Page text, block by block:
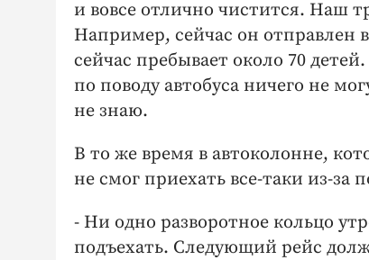
и вовсе отлично чистится. Наш
Например, сейчас он отправлен
сейчас пребывает около 70
по поводу автобуса ничего не
не знаю.
В то же время в автоколонне,
не смог приехать все-таки из-за
- Ни одно разворотное кольцо
подъехать. Следующий рейс